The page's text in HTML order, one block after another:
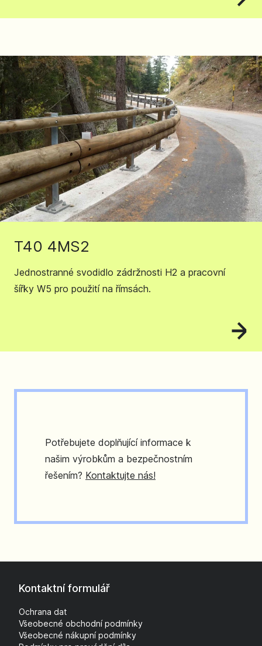
T40 4MS2
Jednostranné svodidlo zádržnosti H2 a pracovní
šířky W5 pro použití na římsách.
Potřebujete doplňující informace k
našim výrobkům a bezpečnostním
řešením? Kontaktujte nás!
Kontaktní formulář
Ochrana dat
Všeobecné obchodní podmínky
Všeobecné nákupní podmínky